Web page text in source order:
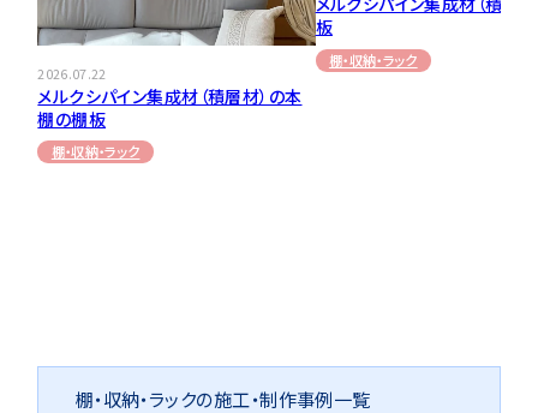
2026.07.22
メルクシパイン集成材（積層材）の本
棚の棚板
棚・収納・ラック
板
棚・収納・ラック
棚・収納・ラックの施工・制作事例一覧